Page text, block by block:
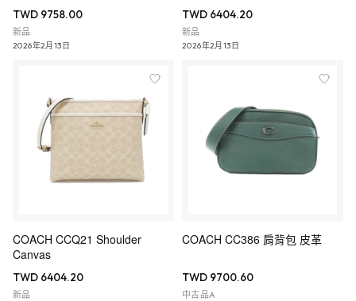
TWD 9758.00
新品
2026年2月13日
TWD 6404.20
新品
2026年2月13日
COACH CCQ21 Shoulder
Canvas
TWD 6404.20
新品
COACH CC386 肩背包 皮革
TWD 9700.60
中古品A